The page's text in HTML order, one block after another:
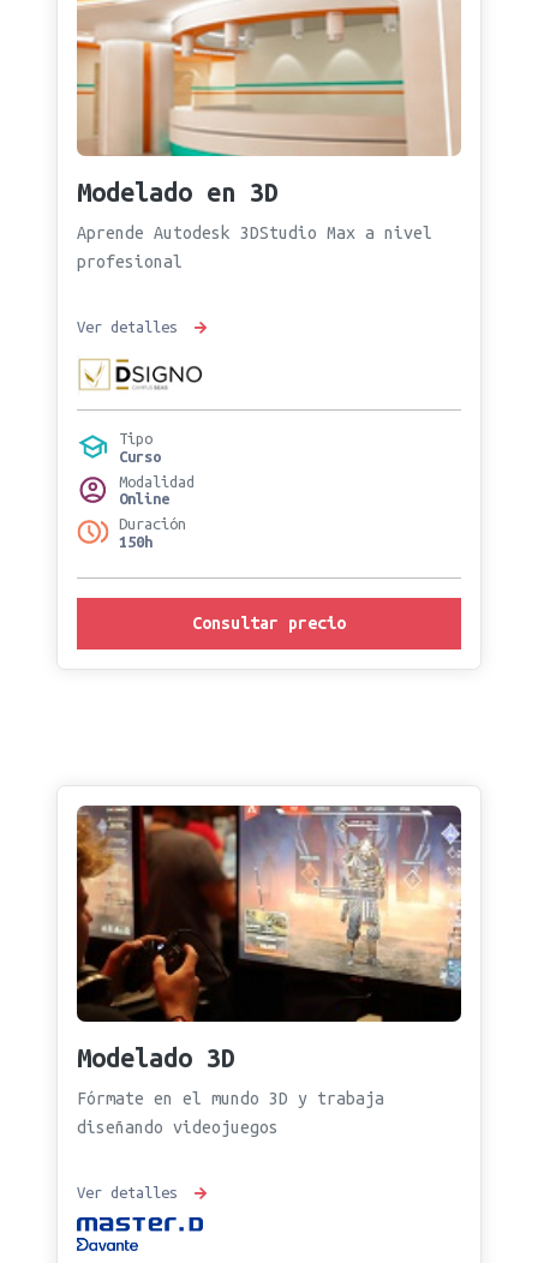
Modelado en 3D
Aprende Autodesk 3DStudio Max a nivel
profesional
Ver detalles
Tipo
Curso
Modalidad
Online
Duración
150h
Consultar precio
Modelado 3D
Fórmate en el mundo 3D y trabaja
diseñando videojuegos
Ver detalles